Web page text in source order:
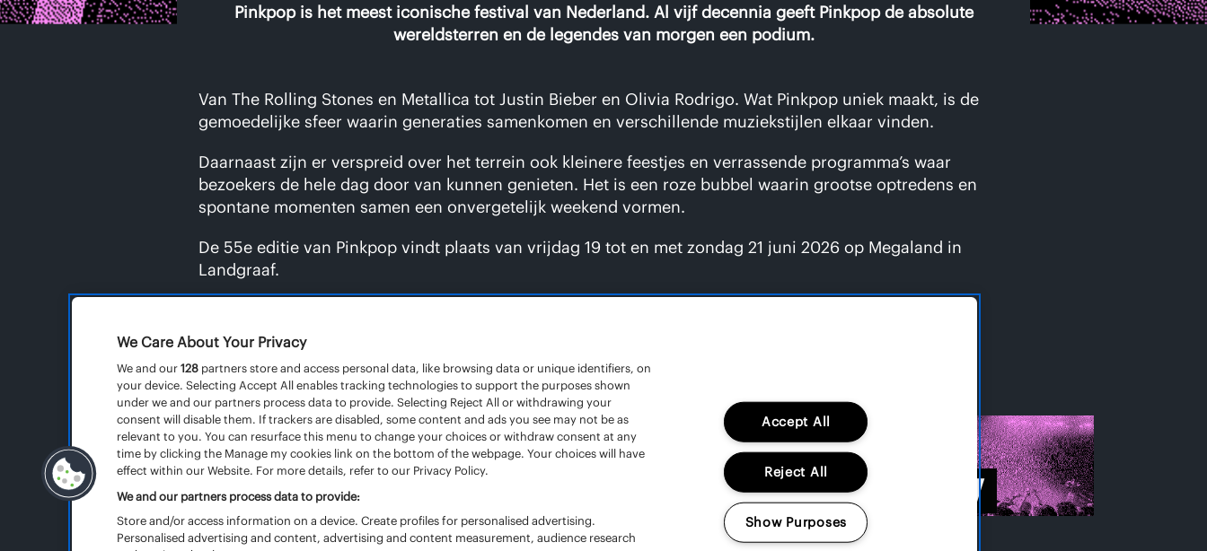
Pinkpop is het meest iconische festival van Nederland. Al vijf decennia geeft Pinkpop de absolute
wereldsterren en de legendes van morgen een podium.
Van The Rolling Stones en Metallica tot Justin Bieber en Olivia Rodrigo. Wat Pinkpop uniek maakt, is de
gemoedelijke sfeer waarin generaties samenkomen en verschillende muziekstijlen elkaar vinden.
Daarnaast zijn er verspreid over het terrein ook kleinere feestjes en verrassende programma’s waar
bezoekers de hele dag door van kunnen genieten. Het is een roze bubbel waarin grootse optredens en
spontane momenten samen een onvergetelijk weekend vormen.
De 55e editie van Pinkpop vindt plaats van vrijdag 19 tot en met zondag 21 juni 2026 op Megaland in
Landgraaf.
EDITIES
Edities
ARTIST
OVERVIEW
Artist overview
We Care About Your Privacy
We and our128 partners store and access personal data, like browsing data or unique identifiers, on
your device. Selecting Accept All enables tracking technologies to support the purposes shown
under we and our partners process data to provide. Selecting Reject All or withdrawing your
consent will disable them. If trackers are disabled, some content and ads you see may not be as
relevant to you. You can resurface this menu to change your choices or withdraw consent at any
time by clicking the Manage my cookies link on the bottom of the webpage. Your choices will have
effect within our Website. For more details, refer to our Privacy Policy.
We and our partners process data to provide:
Store and/or access information on a device. Create profiles for personalised advertising.
Personalised advertising and content, advertising and content measurement, audience research
Accept All
Reject All
Show Purposes